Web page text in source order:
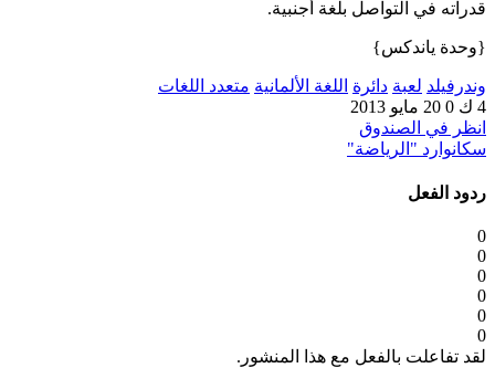
قدراته في التواصل بلغة أجنبية.
{وحدة ياندكس}
وندرفيلد لعبة دائرة اللغة الألمانية متعدد اللغات
4 ك
0 20 مايو 2013
انظر في الصندوق
سكانوارد "الرياضة"
ردود الفعل
0
0
0
0
0
0
لقد تفاعلت بالفعل مع هذا المنشور.